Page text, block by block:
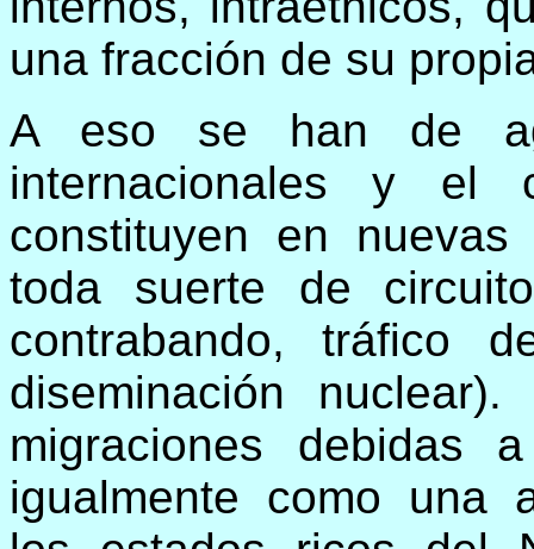
una fracción de su
A eso se han de
internacionales y el
constituyen en
toda suerte de
contrabando, tráfico
diseminación
migraciones debidas
igualmente como una